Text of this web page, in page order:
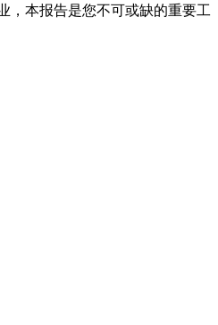
，本报告是您不可或缺的重要工